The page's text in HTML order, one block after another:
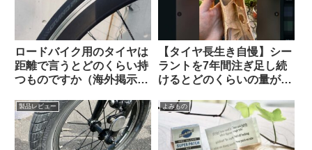
ロードバイク用のタイヤは
距離で言うとどのくらい持
つものですか（海外掲示板
【タイヤ長生き自慢】シー
ラントを7年間注ぎ足し続
けるとどのくらいの量が溜
ら）
製品レビュー よみもの